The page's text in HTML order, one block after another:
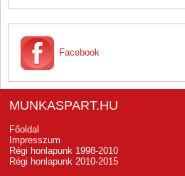
Facebook
MUNKASPART.HU
Főoldal
Impresszum
Régi honlapunk 1998-2010
Régi honlapunk 2010-2015